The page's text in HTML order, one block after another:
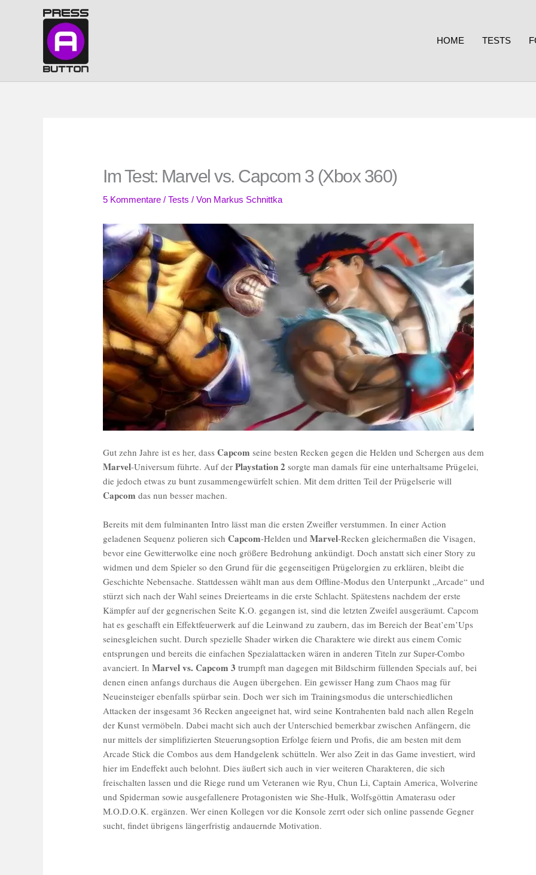
HOME TESTS
Im Test: Marvel vs. Capcom 3 (Xbox 360)
5 Kommentare /Tests / Von Markus Schnittka
Gut zehn Jahre ist es her, dassCapcom seine besten Recken gegen die Helden und Schergen aus dem
Marvel-Universum führte. Auf derPlaystation 2 sorgte man damals für eine unterhaltsame Prügelei,
die jedoch etwas zu bunt zusammengewürfelt schien. Mit dem dritten Teil der Prügelserie will
Capcom das nun besser machen.
Bereits mit dem fulminanten Intro lässt man die ersten Zweifler verstummen. In einer Action
geladenen Sequenz polieren sichCapcom-Helden undMarvel-Recken gleichermaßen die Visagen,
bevor eine Gewitterwolke eine noch größere Bedrohung ankündigt. Doch anstatt sich einer Story zu
widmen und dem Spieler so den Grund für die gegenseitigen Prügelorgien zu erklären, bleibt die
Geschichte Nebensache. Stattdessen wählt man aus dem Offline-Modus den Unterpunkt „Arcade“ und
stürzt sich nach der Wahl seines Dreierteams in die erste Schlacht. Spätestens nachdem der erste
Kämpfer auf der gegnerischen Seite K.O. gegangen ist, sind die letzten Zweifel ausgeräumt. Capcom
hat es geschafft ein Effektfeuerwerk auf die Leinwand zu zaubern, das im Bereich der Beat’em’Ups
seinesgleichen sucht. Durch spezielle Shader wirken die Charaktere wie direkt aus einem Comic
entsprungen und bereits die einfachen Spezialattacken wären in anderen Titeln zur Super-Combo
avanciert. InMarvel vs. Capcom 3 trumpft man dagegen mit Bildschirm füllenden Specials auf, bei
denen einen anfangs durchaus die Augen übergehen. Ein gewisser Hang zum Chaos mag für
Neueinsteiger ebenfalls spürbar sein. Doch wer sich im Trainingsmodus die unterschiedlichen
Attacken der insgesamt 36 Recken angeeignet hat, wird seine Kontrahenten bald nach allen Regeln
der Kunst vermöbeln. Dabei macht sich auch der Unterschied bemerkbar zwischen Anfängern, die
nur mittels der simplifizierten Steuerungsoption Erfolge feiern und Profis, die am besten mit dem
Arcade Stick die Combos aus dem Handgelenk schütteln. Wer also Zeit in das Game investiert, wird
hier im Endeffekt auch belohnt. Dies äußert sich auch in vier weiteren Charakteren, die sich
freischalten lassen und die Riege rund um Veteranen wie Ryu, Chun Li, Captain America, Wolverine
und Spiderman sowie ausgefallenere Protagonisten wie She-Hulk, Wolfsgöttin Amaterasu oder
M.O.D.O.K. ergänzen. Wer einen Kollegen vor die Konsole zerrt oder sich online passende Gegner
sucht, findet übrigens längerfristig andauernde Motivation.